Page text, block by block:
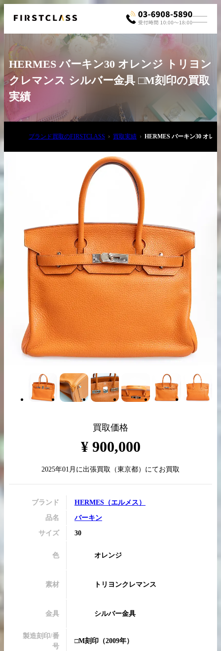
03-6908-5890
出張買取の
お申込み
宅配買取の
お申込み
LINE査定
HERMES バーキン30 オレンジ トリヨン
クレマンス シルバー金具 □M刻印の買取
実績
ブランド買取のFIRSTCLASS 買取実績 HERMES バーキン30 オレ
買取価格
¥ 900,000
2025年01月 に出張買取 （東京都）にてお買取
ブランド HERMES （エルメス ）
品名 バーキン
サイズ 30
色 オレンジ
素材 トリヨンクレマンス
金具 シルバー金具
製造刻印/番
号
□M刻印 （2009年）